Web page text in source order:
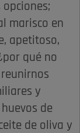
marisco en
apetitoso,
qué no
y
de
de oliva y